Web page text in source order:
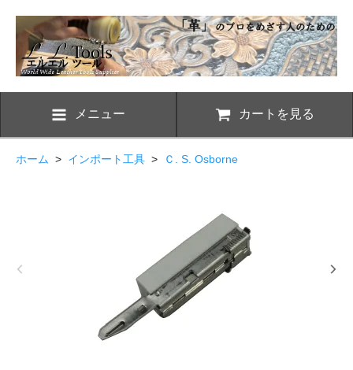
メニュー カートを見る
ホーム > インポート工具 > Ｃ. S. Osborne